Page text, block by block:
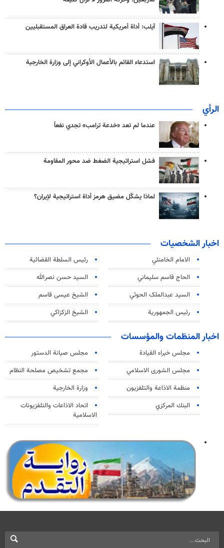
آيلب: أداة أمريكية لتدريب قادة العراق المستقبليين
استدعاء القائم بالأعمال الأوكراني إلى وزارة الخارجية
الرأي
عندما لم تعد «خدعة ترامب» تجدي نفعاً
فشل استراتيجية الضغط ضد محور المقاومة
لماذا يشكّل مضيق هرمز أداة استراتيجية لإيران؟
اخبار الشخصيات
الامام الخامنئي
رئیس السلطة القضائیة
الحاج قاسم سليماني
السيد حسن نصرالله
السید عبدالملک الحوثي
الشيخ عيسى قاسم
رئيس الجمهورية
الشيخ الزكزاكي
اخبار المنظمات والمؤسسات
مجلس خبراء القيادة
مجلس صيانة الدستور
مجلس الشورى الاسلامي
مجمع تشخيص مصلحة النظام
منظمة الاذاعة والتلفزیون
وزارة الخارجية
البنك المركزي
اتحاد الاذاعات والتلفزيونات
الاسلامية